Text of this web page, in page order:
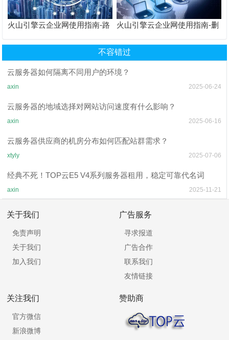
火山引擎云企业网使用指南-路
火山引擎云企业网使用指南-删
不容错过
云服务器如何隔离不同用户的环境？
axin 2025-06-24
云服务器的地域选择对网站访问速度有什么影响？
axin 2025-06-16
云服务器供应商的机房分布如何匹配站群需求？
xtyly 2025-07-06
经典不死！TOP云E5 V4系列服务器租用，稳定可靠代名词
axin 2025-11-21
关于我们
免责声明
关于我们
加入我们
广告服务
寻求报道
广告合作
联系我们
友情链接
关注我们
官方微信
新浪微博
赞助商